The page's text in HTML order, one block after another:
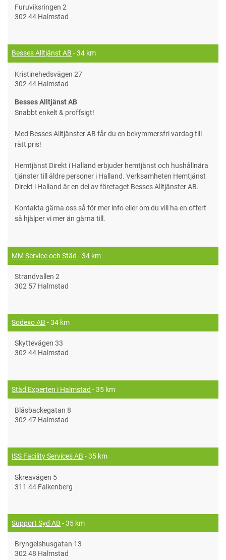
Furuviksringen 2
302 44 Halmstad
Besses Alltjänst AB - 34 km
Kristinehedsvägen 27
302 44 Halmstad
Besses Alltjänst AB
Snabbt enkelt & proffsigt!
Med Besses Alltjänster AB får du en bekymmersfri vardag till
rätt pris!
Hemtjänst Direkt i Halland erbjuder hemtjänst och hushållnära
tjänster till äldre personer i Halland. Verksamheten Hemtjänst
Direkt i Halland är en del av företaget Besses Alltjänster AB.
Kontakta gärna oss så för mer info eller om du vill ha en offert
så hjälper vi mer än gärna till.
MM Service och Städ - 34 km
Strandvallen 2
302 57 Halmstad
Sodexo AB - 34 km
Skyttevägen 33
302 44 Halmstad
Städ Experten i Halmstad - 35 km
Blåsbackegatan 8
302 47 Halmstad
ISS Facility Services AB - 35 km
Skreavägen 5
311 44 Falkenberg
Support Syd AB - 35 km
Bryngelshusgatan 13
302 48 Halmstad